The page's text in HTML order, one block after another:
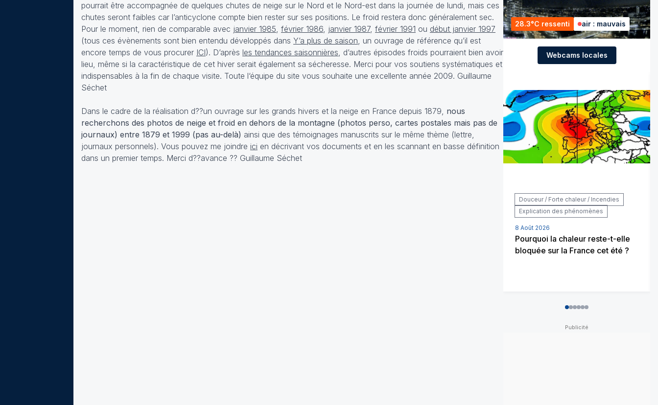
pourrait être accompagnée de quelques chutes de neige sur le Nord et le Nord-est dans la journée de lundi, mais ces
chutes seront faibles car l’anticyclone compte bien rester sur ses positions. Le froid restera donc généralement sec.
Pour le moment, rien de comparable avec janvier 1985, février 1986, janvier 1987, février 1991 ou début janvier 1997
(tous ces évènements sont bien entendu développés dans Y’a plus de saison, un ouvrage de référence qu’il est
encore temps de vous procurer ICI). D’après les tendances saisonnières, d’autres épisodes froids pourraient bien avoir
lieu, même si la caractéristique de cet hiver serait également sa sécheresse. Merci pour vos soutiens systématiques et
indispensables à la fin de chaque visite. Toute l‘équipe du site vous souhaite une excellente année 2009. Guillaume
Séchet
Dans le cadre de la réalisation d??un ouvrage sur les grands hivers et la neige en France depuis 1879, nous
recherchons des photos de neige et froid en dehors de la montagne (photos perso, cartes postales mais pas de
journaux) entre 1879 et 1999 (pas au-delà) ainsi que des témoignages manuscrits sur le même thème (lettre,
journaux personnels). Vous pouvez me joindre ici en décrivant vos documents et en les scannant en basse définition
dans un premier temps. Merci d??avance ?? Guillaume Séchet
28.3°C ressenti air : mauvais
Webcams locales
Douceur / Forte chaleur / Incendies
Explication des phénomènes
8 Août 2026
Pourquoi la chaleur reste-t-elle
bloquée sur la France cet été ?
012345